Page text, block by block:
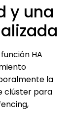
y una
HA
la
clúster para